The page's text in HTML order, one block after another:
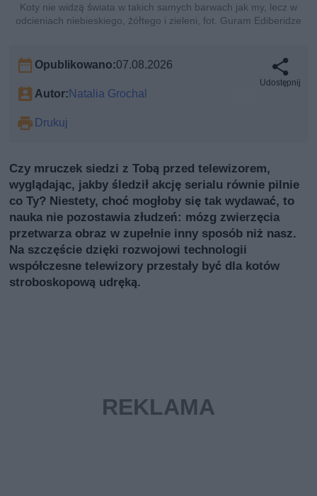
Koty nie widzą świata w takich samych barwach jak my, lecz w
odcieniach niebieskiego, żółtego i zieleni, fot. Guram Ediberidze
Opublikowano:07.08.2026
Autor:Natalia Grochal
Drukuj
Udostępnij
Czy mruczek siedzi z Tobą przed telewizorem,
wyglądając, jakby śledził akcję serialu równie pilnie
co Ty? Niestety, choć mogłoby się tak wydawać, to
nauka nie pozostawia złudzeń: mózg zwierzęcia
przetwarza obraz w zupełnie inny sposób niż nasz.
Na szczęście dzięki rozwojowi technologii
współczesne telewizory przestały być dla kotów
stroboskopową udręką.